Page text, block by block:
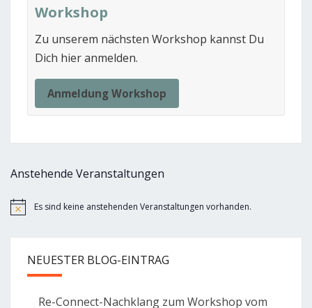
Workshop
Zu unserem nächsten Workshop kannst Du
Dich hier anmelden.
Anmeldung Workshop
Anstehende Veranstaltungen
HinweisEs sind keine anstehenden Veranstaltungen vorhanden.
NEUESTER BLOG-EINTRAG
Re-Connect-Nachklang zum Workshop vom